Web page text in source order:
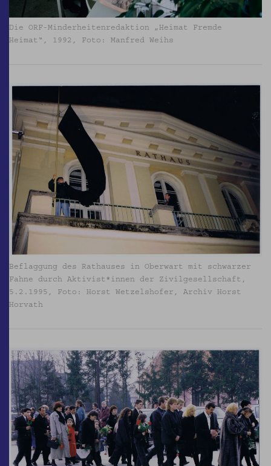
Die ORF-Minderheitenredaktion „Heimat Fremde
Heimat“, 1992, Foto: Manfred Weihs
Beflaggung des Rathauses in Oberwart mit schwarzer
Fahne durch Aktivist*innen der Zivilgesellschaft,
5.2.1995, Foto: Horst Wetzelshofer, Archiv Horst
Horvath